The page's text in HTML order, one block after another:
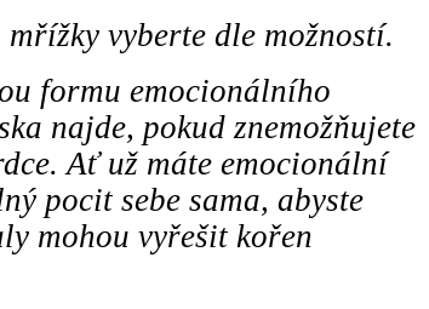
vyberte dle možností.
formu emocionálního
najde, pokud znemožňujete
Ať už máte emocionální
pocit sebe sama, abyste
mohou vyřešit kořen